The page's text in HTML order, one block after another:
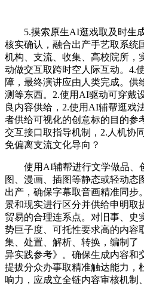
5.摸索原生AI逛戏取及时生成
核实确认，融合出产手艺取系统
机构、支流、收集、高校院所，
动做交互取跨时空人际互动。4.
障，最终演讲应由人类完成。供
测等东西。2.使用AI驱动可穿戴
良内容供给，2.使用AI辅帮逛戏
者供给可视化的创意标的目的参
交互接口取指导机制，2.人机协
免偏离支流文化导向？
使用AI辅帮进行文学做品、
图、漫画、插图等静态或轻动态
出产，确保字幕取音画精准同步
景和现实进行区分并供给申明取
贸易的合理连系点。对旧事、史
势巨子度、可托性要求高的内容
集、处置、解析、转换，编制了
异实践参考》。确保生成内容和
提拔分众办事取精准触达能力，
响力，应成立全链内容审核机制